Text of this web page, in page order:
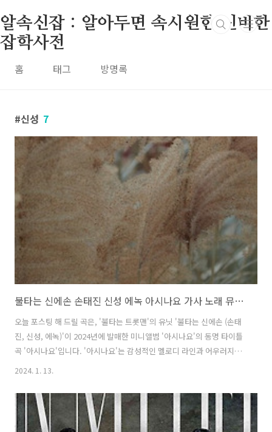
알속신잡 : 알아두면 속시원한 신비한
잡학사전
홈 태그 방명록
신성 7
불타는 신에손 손태진 신성 에녹 아시나요 가사 노래 뮤비 곡정보
오늘 포스팅 해 드릴 곡은, '불타는 트롯맨'의 유닛 '불타는 신에손 (손태
진, 신성, 에녹)'이 2024년에 발매한 미니앨범 '아시나요'의 동명 타이틀
곡 '아시나요'입니다. '아시나요'는 감성적인 멜로디 라인과 어우러지는
서정적인 가사가 돋보이는 레트로 발라드 곡으로, '불타는 신에손'의 하
에게 깊은 여운을 선사합니다. '불타는 신에손'은 그동안 쉽게 들을 수 없
었던 발로트(발라드+트로트) 장르로 세련되고 감각적인 음악적 매력을
선보입니다. 미니앨범 '아시나요'는 클래식, 트로트, 뮤지컬 등 분야에서
2024. 1. 13.